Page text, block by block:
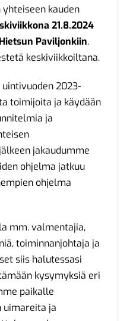
kauden
21.8.2024
Paviljonkiin.
keskiviikkoiltana.
2023-
toimijoita ja käydään
ja
jakaudumme
ohjelma jatkuu
ohjelma
mm. valmentajia,
toiminnanjohtaja ja
siis halutessasi
kysymyksiä eri
paikalle
uimareita ja